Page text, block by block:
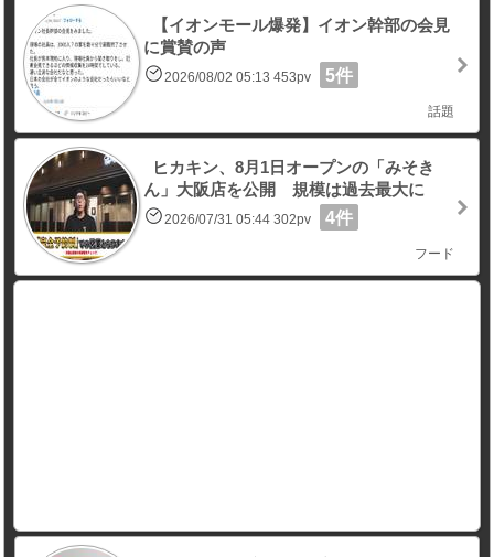
【イオンモール爆発】イオン幹部の会見
に賞賛の声
2026/08/02 05:13 453pv 5件
話題
ヒカキン、8月1日オープンの「みそき
ん」大阪店を公開 規模は過去最大に
2026/07/31 05:44 302pv 4件
フード